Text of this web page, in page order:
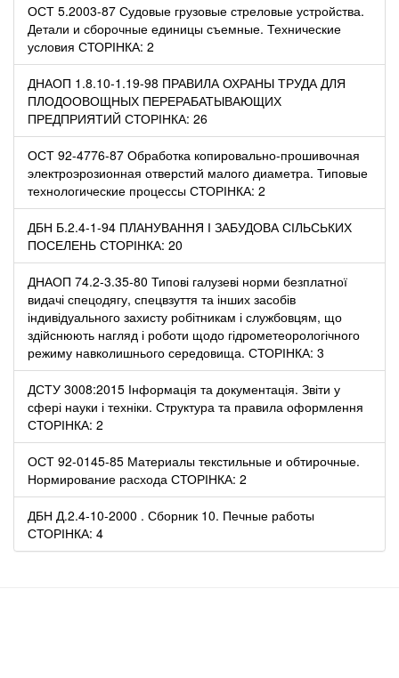
ОСТ 5.2003-87 Судовые грузовые стреловые устройства.
Детали и сборочные единицы съемные. Технические
условия СТОРІНКА: 2
ДНАОП 1.8.10-1.19-98 ПРАВИЛА ОХРАНЫ ТРУДА ДЛЯ
ПЛОДООВОЩНЫХ ПЕРЕРАБАТЫВАЮЩИХ
ПРЕДПРИЯТИЙ СТОРІНКА: 26
ОСТ 92-4776-87 Обработка копировально-прошивочная
электроэрозионная отверстий малого диаметра. Типовые
технологические процессы СТОРІНКА: 2
ДБН Б.2.4-1-94 ПЛАНУВАННЯ І ЗАБУДОВА СІЛЬСЬКИХ
ПОСЕЛЕНЬ СТОРІНКА: 20
ДНАОП 74.2-3.35-80 Типові галузеві норми безплатної
видачі спецодягу, спецвзуття та інших засобів
індивідуального захисту робітникам і службовцям, що
здійснюють нагляд і роботи щодо гідрометеорологічного
режиму навколишнього середовища. СТОРІНКА: 3
ДСТУ 3008:2015 Інформація та документація. Звіти у
сфері науки і техніки. Структура та правила оформлення
СТОРІНКА: 2
ОСТ 92-0145-85 Материалы текстильные и обтирочные.
Нормирование расхода СТОРІНКА: 2
ДБН Д.2.4-10-2000 . Сборник 10. Печные работы
СТОРІНКА: 4